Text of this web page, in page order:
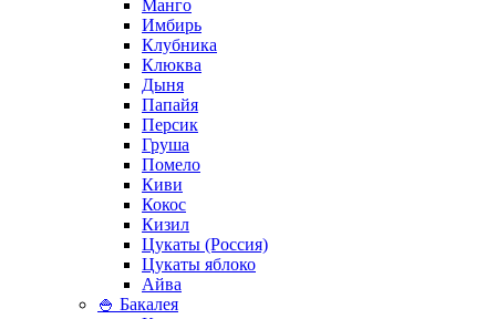
Манго
Имбирь
Клубника
Клюква
Дыня
Папайя
Персик
Груша
Помело
Киви
Кокос
Кизил
Цукаты (Россия)
Цукаты яблоко
Айва
🍚 Бакалея